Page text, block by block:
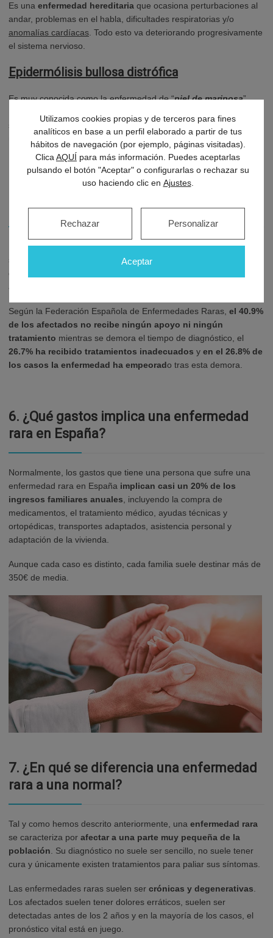
Es una enfermedad hereditaria que ocasiona perturbaciones al
andar, problemas en el habla, dificultades respiratorias y/o
anomalías cardíacas . Todo esto va deteriorando progresivamente
el sistema nervioso.
Epidermólisis bullosa distrófica
Es muy conocida como la enfermedad de “piel de mariposa”.
suelen sufrir lesiones constantes como heridas, muñones y
¿Cómo es el diagnóstico y tratamiento
de las enfermedades raras?
Hoy en día, los pacientes que padecen enfermedades raras
suelen esperar
una media de 5 años para obtener un
diagnóstic
años.
Según la Federación Española de Enfermedades Raras, el 40.9%
de los afectados no recibe ningún apoyo ni ningún
tratamiento mientras se demora el tiempo de diagnóstico, el
26.7% ha recibido tratamientos inadecuados y en el 26.8% de
los casos la enfermedad ha empeorado tras esta demora.
6. ¿Qué gastos implica una enfermedad
rara en España?
Normalmente, los gastos que tiene una persona que sufre una
enfermedad rara en España implican casi un 20% de los
ingresos familiares anuales , incluyendo la compra de
medicamentos, el tratamiento médico, ayudas técnicas y
ortopédicas, transportes adaptados, asistencia personal y
adaptación de la vivienda.
Aunque cada caso es distinto, cada familia suele destinar más de
350€ de media.
7. ¿En qué se diferencia una enfermedad
rara a una normal?
Tal y como hemos descrito anteriormente, una enfermedad rara
se caracteriza por afectar a una parte muy pequeña de la
población . Su diagnóstico no suele ser sencillo, no suele tener
cura y únicamente existen tratamientos para paliar sus síntomas.
Las enfermedades raras suelen ser crónicas y degenerativas
Los afectados suelen tener dolores erráticos, suelen ser
detectadas antes de los 2 años y en la mayoría de los casos, el
pronóstico vital está en juego.
Utilizamos cookies propias y de terceros para fines
analíticos en base a un perfil elaborado a partir de tus
hábitos de navegación (por ejemplo, páginas visitadas).
Clica AQUÍ para más información. Puedes aceptarlas
pulsando el botón "Aceptar" o configurarlas o rechazar su
uso haciendo clic en Ajustes.
Aceptar
Rechazar Personalizar